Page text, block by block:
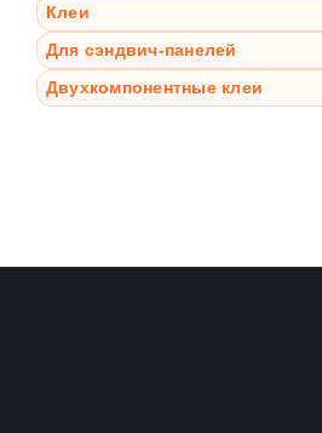
Клеи
Для сэндвич-панелей
Двухкомпонентные клеи